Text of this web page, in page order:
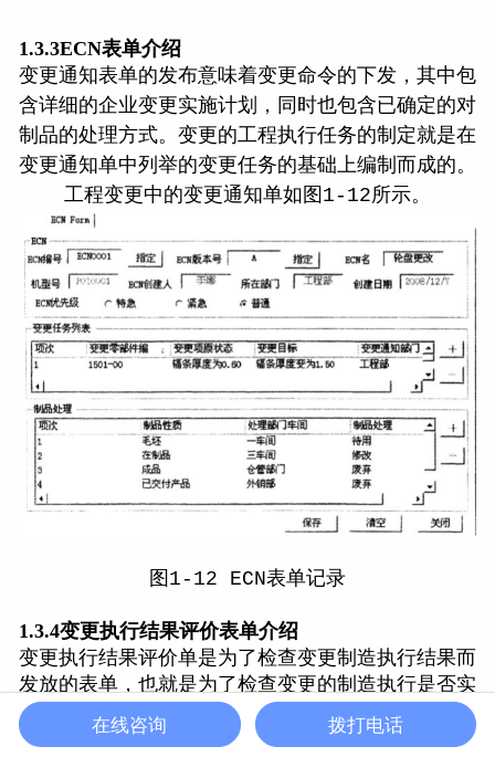
1.3.3ECN表单介绍
变更通知表单的发布意味着变更命令的下发，其中包
含详细的企业变更实施计划，同时也包含已确定的对
制品的处理方式。变更的工程执行任务的制定就是在
变更通知单中列举的变更任务的基础上编制而成的。
工程变更中的变更通知单如图1-12所示。
图1-12 ECN表单记录
1.3.4变更执行结果评价表单介绍
变更执行结果评价单是为了检查变更制造执行结果而
发放的表单，也就是为了检查变更的制造执行是否实
现了工作指令中要求的、最基本的零件的尺寸和技术
要求等。表单内记录的内容主要是零件的尺寸和技术
在线咨询 拨打电话